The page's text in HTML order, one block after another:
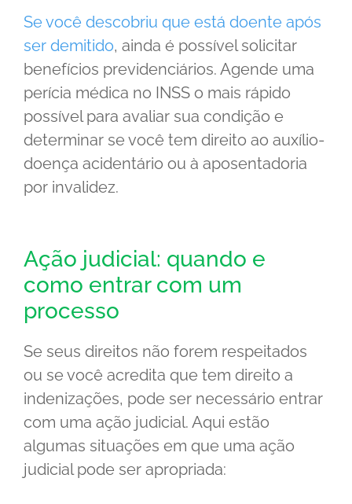
Se você descobriu que está doente após
ser demitido, ainda é possível solicitar
benefícios previdenciários. Agende uma
perícia médica no INSS o mais rápido
possível para avaliar sua condição e
determinar se você tem direito ao auxílio-
doença acidentário ou à aposentadoria
por invalidez.
Ação judicial: quando e
como entrar com um
processo
Se seus direitos não forem respeitados
ou se você acredita que tem direito a
indenizações, pode ser necessário entrar
com uma ação judicial. Aqui estão
algumas situações em que uma ação
judicial pode ser apropriada: